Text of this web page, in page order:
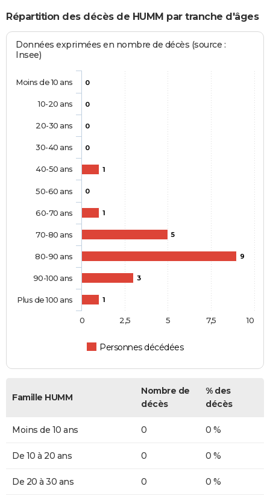
Répartition des décès de HUMM par tranche d'âges
Données exprimées en nombre de décès (source :
Insee)
0
0
0
0
1
0
1
5
9
3
1
Personnes décédées
Moins de 10 ans
10-20 ans
20-30 ans
30-40 ans
40-50 ans
50-60 ans
60-70 ans
70-80 ans
80-90 ans
90-100 ans
Plus de 100 ans
0 10
2,5 5 7,5
Famille HUMM
Nombre de
décès
% des
décès
Moins de 10 ans 0 0 %
De 10 à 20 ans 0 0 %
De 20 à 30 ans 0 0 %